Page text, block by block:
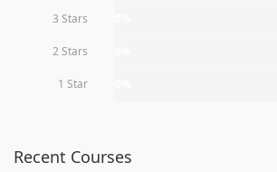
3 Stars
2 Stars
1 Star
Recent Courses